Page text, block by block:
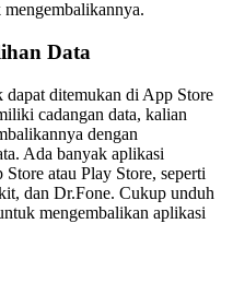
Data
ditemukan di App Store
cadangan data, kalian
dengan
Ada banyak aplikasi
atau Play Store, seperti
dan Dr.Fone. Cukup unduh
mengembalikan aplikasi